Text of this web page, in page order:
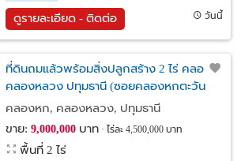
ดูรายละเอียด - ติดต่อ วันนี้
ที่ดินถมแล้วพร้อมสิ่งปลูกสร้าง 2 ไร่ คลอง6
คลองหลวง ปทุมธานี (ซอยคลองหกตะวัน
ออก72)(ซอยครูลอง) 9 ล้านบาท
คลองหก, คลองหลวง, ปทุมธานี
ขาย: 9,000,000บาท ไร่ละ 4,500,000 บาท
พื้นที่ 2 ไร่